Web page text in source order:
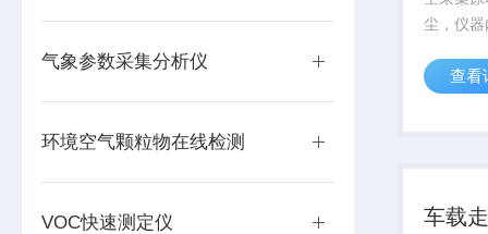
气象参数采集分析仪
环境空气颗粒物在线检测
VOC快速测定仪
尘，仪
重，自
的积尘
查看
车载